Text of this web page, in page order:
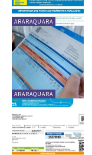
ARARAQUARA
ARARAQUARA